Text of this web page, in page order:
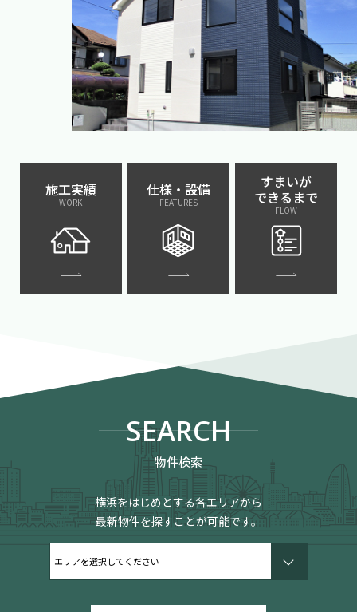
施工実績
WORK
仕様・設備
FEATURES
すまいが
できるまで
FLOW
SEARCH
物件検索
横浜をはじめとする各エリアから
最新物件を探すことが可能です。